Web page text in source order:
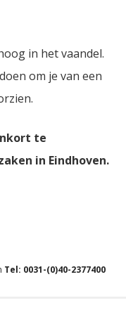
in het vaandel.
om je van een
te
in Eindhoven.
Tel: 0031-(0)40-2377400